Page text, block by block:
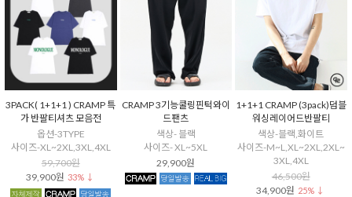
3PACK( 1+1+1 ) CRAMP 특
가 반팔티셔츠 모음전
옵션-3TYPE
사이즈-XL~2XL,3XL,4XL
59,700원
39,900원 33% ↓
CRAMP 3기능쿨링핀턱와이
드팬츠
색상- 블랙
사이즈- XL~5XL
29,900원
1+1+1 CRAMP (3pack)덤블
워싱레이어드반팔티
색상-블랙,화이트
사이즈-M~L,XL~2XL,2XL~
3XL,4XL
46,500원
34,900원 25% ↓